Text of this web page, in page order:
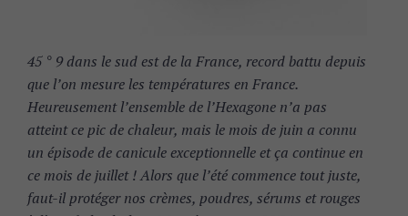
45 ° 9 dans le sud est de la France, record battu depuis
que l’on mesure les températures en France.
Heureusement l’ensemble de l’Hexagone n’a pas
atteint ce pic de chaleur, mais le mois de juin a connu
un épisode de canicule exceptionnelle et ça continue en
ce mois de juillet ! Alors que l’été commence tout juste,
faut-il protéger nos crèmes, poudres, sérums et rouges